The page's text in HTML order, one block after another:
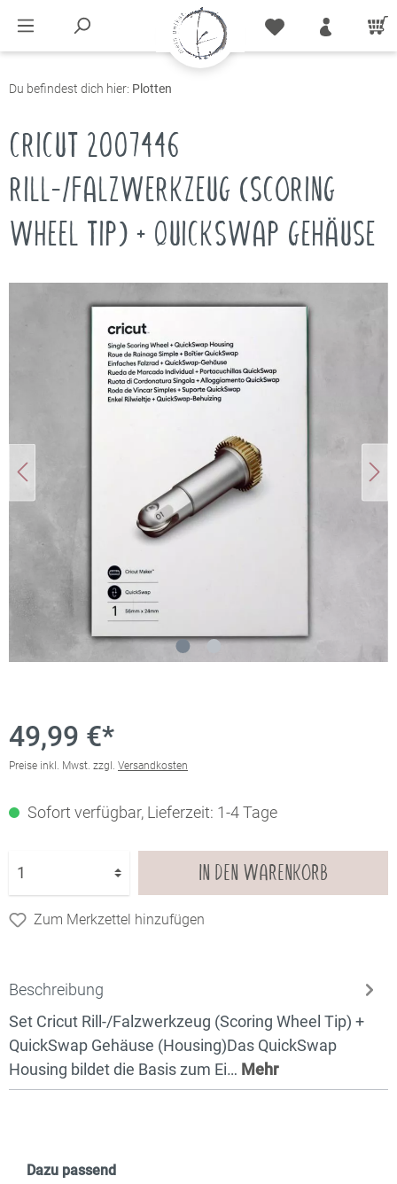
Du befindest dich hier: Plotten
CRICUT 2007446
RILL-/FALZWERKZEUG (SCORING
WHEEL TIP) + QUICKSWAP GEHÄUSE
49,99 €*
Preise inkl. Mwst. zzgl. Versandkosten
Sofort verfügbar, Lieferzeit: 1-4 Tage
IN DEN WARENKORB
Zum Merkzettel hinzufügen
Beschreibung
Set Cricut Rill-/Falzwerkzeug (Scoring Wheel Tip) +
QuickSwap Gehäuse (Housing)Das QuickSwap
Housing bildet die Basis zum Ei… Mehr
Dazu passend